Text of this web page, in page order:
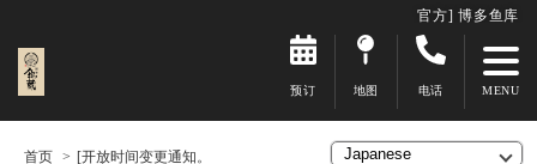
官方] 博多鱼库
预订 地图 电话
首页 [开放时间变更通知。